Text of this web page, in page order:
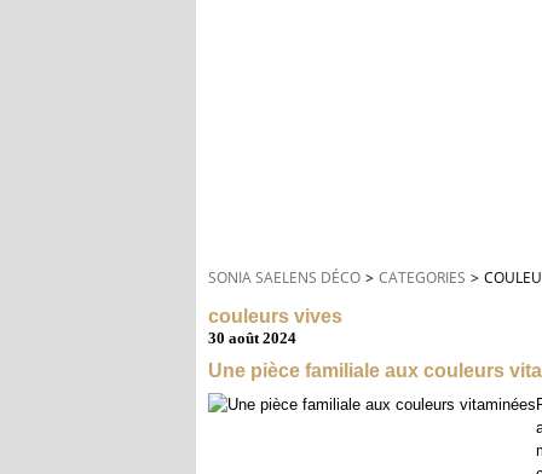
SONIA SAELENS DÉCO > CATEGORIES >
couleurs vives
30 août 2024
Une pièce familiale aux couleurs